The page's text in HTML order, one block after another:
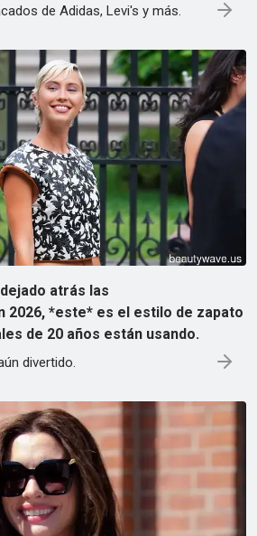
de Adidas, Levi's y más.
atrás las
2026, *este* es el estilo de zapato
de 20 años están usando.
divertido.